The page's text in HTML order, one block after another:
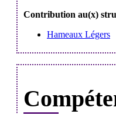
Contribution au(x)
Hameaux Légers